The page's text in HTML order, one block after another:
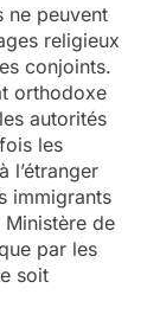
ne peuvent
religieux
conjoints.
orthodoxe
autorités
les
l’étranger
immigrants
de
par les
soit